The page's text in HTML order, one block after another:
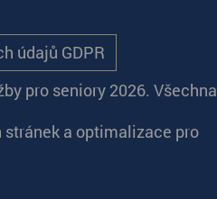
údajů GDPR
pro seniory 2026. Všechna
stránek a optimalizace pro